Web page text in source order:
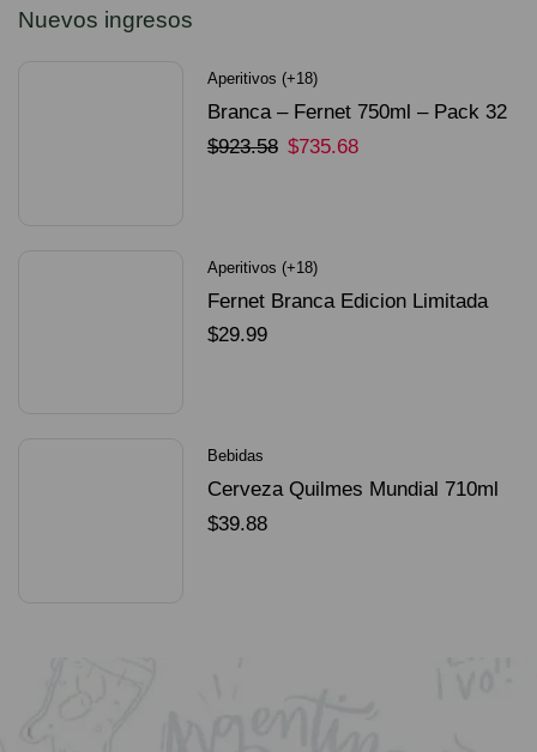
Nuevos ingresos
Aperitivos (+18)
Branca – Fernet 750ml – Pack 32
Unidades
$923.58 $735.68
Aperitivos (+18)
Fernet Branca Edicion Limitada
Dorado Mundial
$29.99
Bebidas
Cerveza Quilmes Mundial 710ml
packX4
$39.88